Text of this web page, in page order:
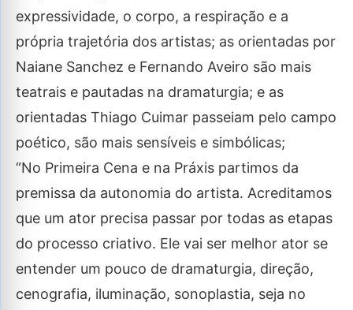
expressividade, o corpo, a respiração e a
própria trajetória dos artistas; as orientadas por
Naiane Sanchez e Fernando Aveiro são mais
teatrais e pautadas na dramaturgia; e as
orientadas Thiago Cuimar passeiam pelo campo
poético, são mais sensíveis e simbólicas;
“No Primeira Cena e na Práxis partimos da
premissa da autonomia do artista. Acreditamos
que um ator precisa passar por todas as etapas
do processo criativo. Ele vai ser melhor ator se
entender um pouco de dramaturgia, direção,
cenografia, iluminação, sonoplastia, seja no